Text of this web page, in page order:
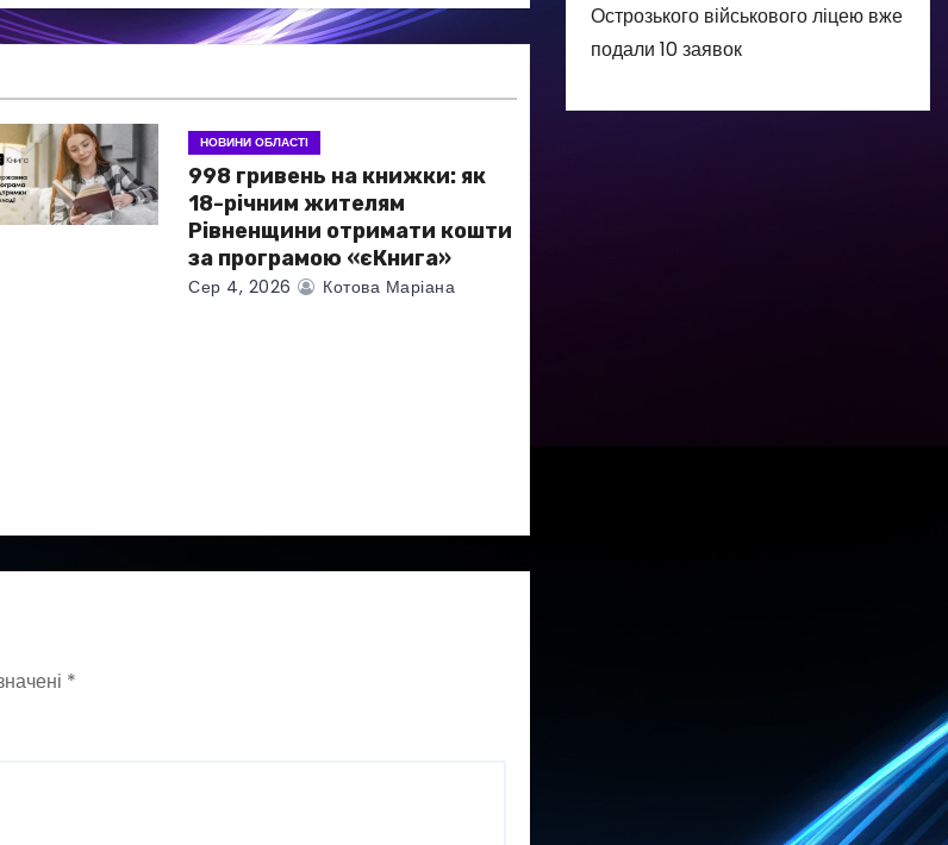
НОВИНИ ОБЛАСТІ
998 гривень на книжки: як
18-річним жителям
Рівненщини отримати кошти
за програмою «єКнига»
Сер 4, 2026 Котова Маріана
*
Острозького військового ліцею вже
подали 10 заявок